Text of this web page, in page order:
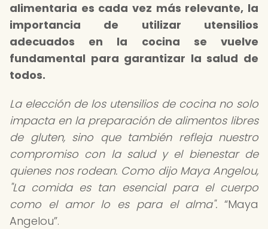
alimentaria es cada vez más relevante, la
importancia de utilizar utensilios
adecuados en la cocina se vuelve
fundamental para garantizar la salud de
todos.
La elección de los utensilios de cocina no solo
impacta en la preparación de alimentos libres
de gluten, sino que también refleja nuestro
compromiso con la salud y el bienestar de
quienes nos rodean. Como dijo Maya Angelou,
"La comida es tan esencial para el cuerpo
como el amor lo es para el alma".
Maya
Angelou .